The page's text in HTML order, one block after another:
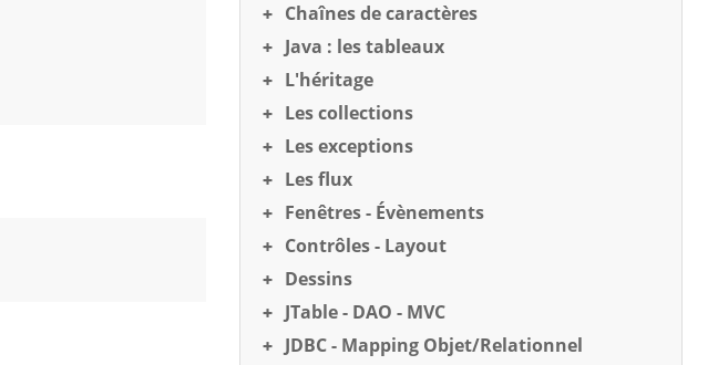
Chaînes de caractères
Java : les tableaux
L'héritage
Les collections
Les exceptions
Les flux
Fenêtres - Évènements
Contrôles - Layout
Dessins
JTable - DAO - MVC
JDBC - Mapping Objet/Relationnel